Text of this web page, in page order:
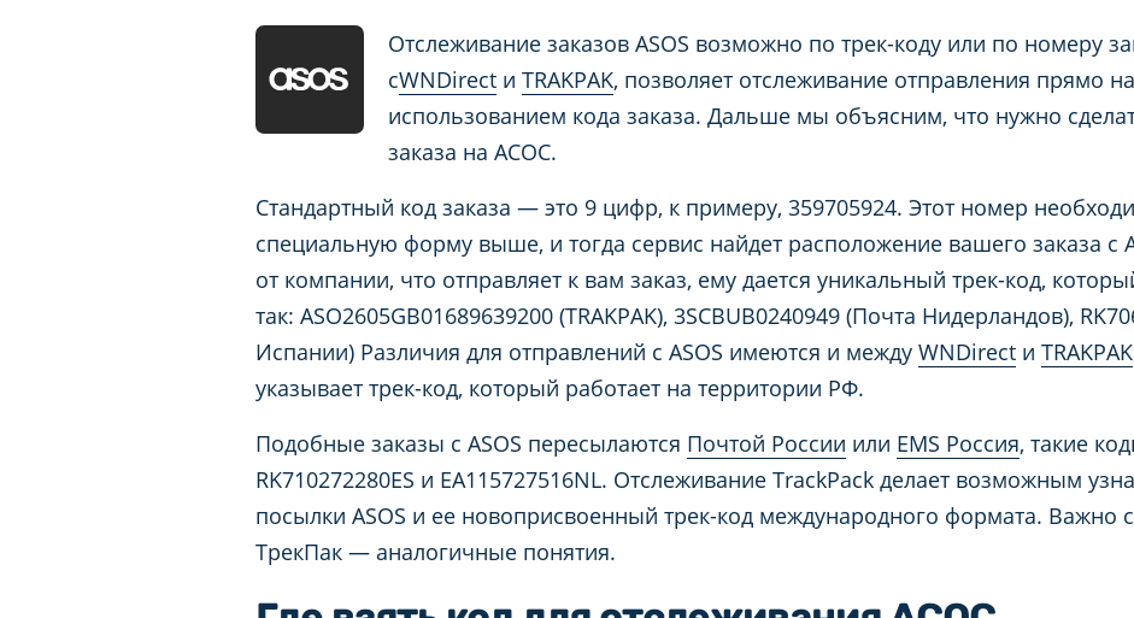
Отслеживание заказов ASOS возможно по трек-коду или по номеру
сWNDirect и TRAKPAK, позволяет отслеживание отправления прямо
использованием кода заказа. Дальше мы объясним, что нужно
заказа на АСОС.
Стандартный код заказа — это 9 цифр, к примеру, 359705924. Этот номер
специальную форму выше, и тогда сервис найдет расположение вашего заказа с
от компании, что отправляет к вам заказ, ему дается уникальный трек-код,
так: ASO2605GB01689639200 (TRAKPAK), 3SCBUB0240949 (Почта Нидерландов),
Испании) Различия для отправлений с ASOS имеются и между WNDirect и TRAKPAK
указывает трек-код, который работает на территории РФ.
Подобные заказы с ASOS пересылаются Почтой России или EMS Россия, такие
RK710272280ES и EA115727516NL. Отслеживание TrackPack делает возможным
посылки ASOS и ее новоприсвоенный трек-код международного формата. Важно
ТрекПак — аналогичные понятия.